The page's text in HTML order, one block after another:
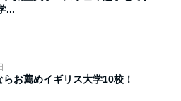
...
らお薦めイギリス大学10校！